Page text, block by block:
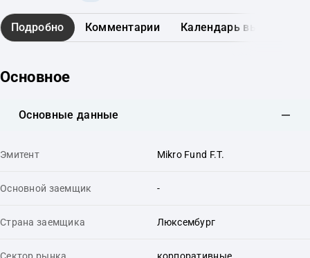
Подробно Комментарии Календарь выплат
Основное
Основные данные
Эмитент Mikro Fund F.T.
Основной заемщик -
Страна заемщика Люксембург
Сектор рынка корпоративные